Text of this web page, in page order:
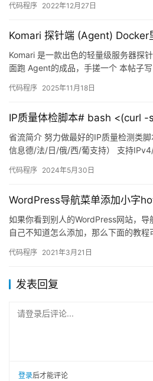
代码程序 2022年12月27日
Komari 探针端 (Agent) Docker
Komari 是一款出色的轻量级服务器探
面跑 Agent的成品，手搓一个 本帖子
代码程序 2025年11月18日
IP质量体检脚本# bash <(curl -
省流简介 努力做最好的IP质量检测类
信息德/法/日/俄/西/葡支持） 支持
代码程序 2024年5月30日
WordPress导航菜单添加小字
如果你看到别人的WordPress网站，导
自己不知道怎么添加，那么下面的教
代码程序 2021年3月21日
发表回复
请登录后评论...
登录后才能评论